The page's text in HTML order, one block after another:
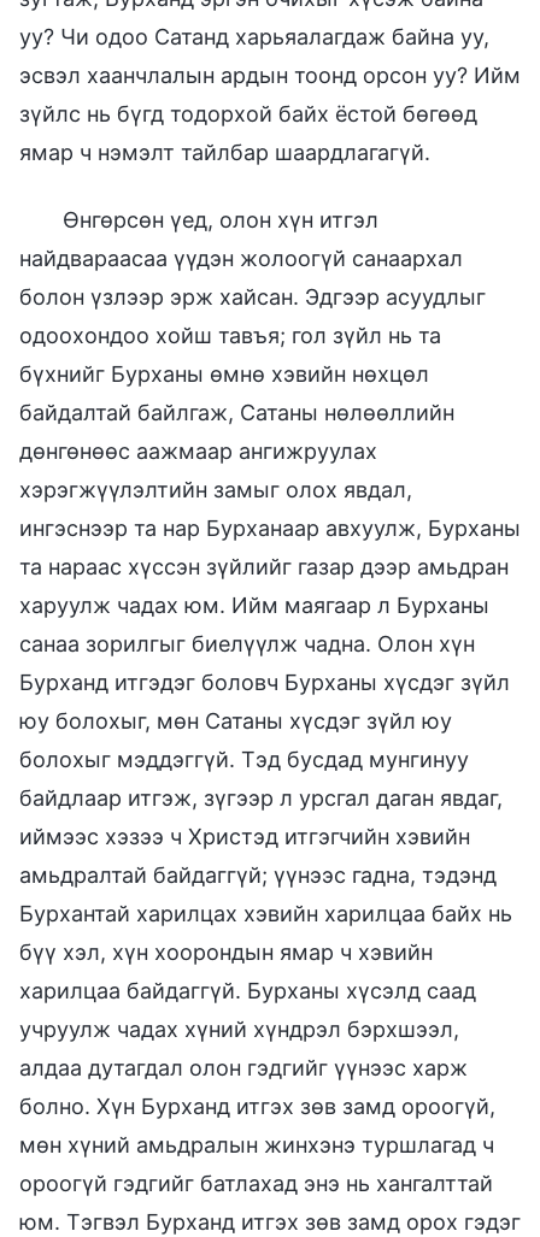
уу? Чи одоо Сатанд харьяалагдаж байна уу,
эсвэл хаанчлалын ардын тоонд орсон уу? Ийм
зүйлс нь бүгд тодорхой байх ёстой бөгөөд
ямар ч нэмэлт тайлбар шаардлагагүй.
Өнгөрсөн үед, олон хүн итгэл
найдвараасаа үүдэн жолоогүй санаархал
болон үзлээр эрж хайсан. Эдгээр асуудлыг
одоохондоо хойш тавъя; гол зүйл нь та
бүхнийг Бурханы өмнө хэвийн нөхцөл
байдалтай байлгаж, Сатаны нөлөөллийн
дөнгөнөөс аажмаар ангижруулах
хэрэгжүүлэлтийн замыг олох явдал,
ингэснээр та нар Бурханаар авхуулж, Бурханы
та нараас хүссэн зүйлийг газар дээр амьдран
харуулж чадах юм. Ийм маягаар л Бурханы
санаа зорилгыг биелүүлж чадна. Олон хүн
Бурханд итгэдэг боловч Бурханы хүсдэг зүйл
юу болохыг, мөн Сатаны хүсдэг зүйл юу
болохыг мэддэггүй. Тэд бусдад мунгинуу
байдлаар итгэж, зүгээр л урсгал даган явдаг,
иймээс хэзээ ч Христэд итгэгчийн хэвийн
амьдралтай байдаггүй; үүнээс гадна, тэдэнд
Бурхантай харилцах хэвийн харилцаа байх нь
бүү хэл, хүн хоорондын ямар ч хэвийн
харилцаа байдаггүй. Бурханы хүсэлд саад
учруулж чадах хүний хүндрэл бэрхшээл,
алдаа дутагдал олон гэдгийг үүнээс харж
болно. Хүн Бурханд итгэх зөв замд ороогүй,
мөн хүний амьдралын жинхэнэ туршлагад ч
ороогүй гэдгийг батлахад энэ нь хангалттай
юм. Тэгвэл Бурханд итгэх зөв замд орох гэдэг